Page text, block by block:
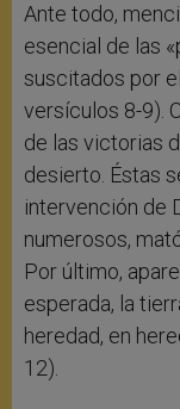
Ante todo,
esencial de las
suscitados por
versículos 8-9).
de las victorias
desierto. Éstas
intervención de
numerosos,
Por último,
esperada, la
heredad, en
12).